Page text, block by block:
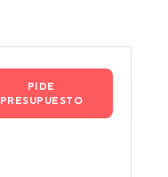
PIDE
PRESUPUESTO